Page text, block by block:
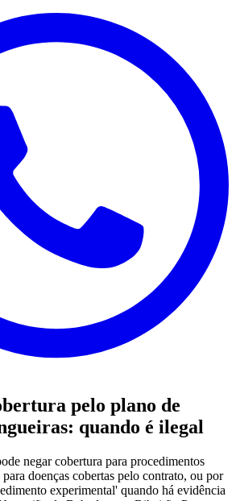
pelo plano de
quando é ilegal
negar cobertura para procedimentos
doenças cobertas pelo contrato, ou por
experimental' quando há evidência